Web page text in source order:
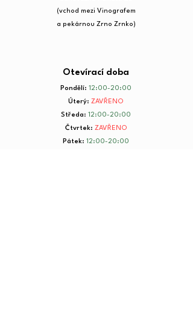
(vchod mezi Vinografem
a pekárnou Zrno Zrnko)
Otevírací doba
Pondělí: 12:00-20:00
Úterý: ZAVŘENO
Středa: 12:00-20:00
Čtvrtek: ZAVŘENO
Pátek: 12:00-20:00